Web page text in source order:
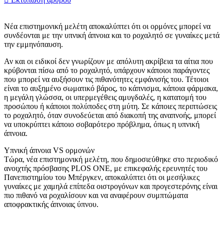
Νέα επιστημονική μελέτη αποκαλύπτει ότι οι ορμόνες μπορεί να
συνδέονται με την υπνική άπνοια και το ροχαλητό σε γυναίκες μετά
την εμμηνόπαυση.
Αν και οι ειδικοί δεν γνωρίζουν με απόλυτη ακρίβεια τα αίτια που
κρύβονται πίσω από το ροχαλητό, υπάρχουν κάποιοι παράγοντες
που μπορεί να αυξήσουν τις πιθανότητες εμφάνισής του. Τέτοιοι
είναι το αυξημένο σωματικό βάρος, το κάπνισμα, κάποια φάρμακα,
η μεγάλη γλώσσα, οι υπερμεγέθεις αμυγδαλές, η κατατομή του
προσώπου ή κάποιοι πολύποδες στη μύτη. Σε κάποιες περιπτώσεις
το ροχαλητό, όταν συνοδεύεται από διακοπή της αναπνοής, μπορεί
να υποκρύπτει κάποιο σοβαρότερο πρόβλημα, όπως η υπνική
άπνοια.
Υπνική άπνοια VS ορμονών
Τώρα, νέα επιστημονική μελέτη, που δημοσιεύθηκε στο περιοδικό
ανοιχτής πρόσβασης PLOS ONE, με επικεφαλής ερευνητές του
Πανεπιστημίου του Μπέργκεν, αποκαλύπτει ότι οι μεσήλικες
γυναίκες με χαμηλά επίπεδα οιστρογόνων και προγεστερόνης είναι
πιο πιθανό να ροχαλίσουν και να αναφέρουν συμπτώματα
αποφρακτικής άπνοιας ύπνου.